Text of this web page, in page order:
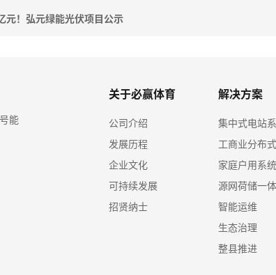
元！弘元绿能光伏项目公示
能
关于必赢体育
公司介绍
发展历程
企业文化
可持续发展
招贤纳士
解决方案
集中式电站
工商业分布
家庭户用系统
源网荷储一
智能运维
生态治理
整县推进